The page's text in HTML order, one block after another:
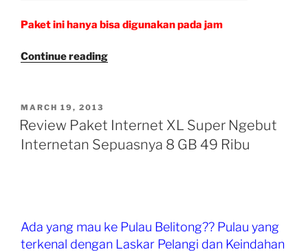
Paket ini hanya bisa digunakan pada jam
Continue reading“Review
Begadang
Sepuasnya
Ribu”
POSTED
ON
MARCH 19, 2013
Review Paket Internet XL Super Ngebut
Internetan Sepuasnya 8 GB 49 Ribu
Ada yang mau ke Pulau Belitong?? Pulau yang
terkenal dengan Laskar Pelangi dan Keindahan